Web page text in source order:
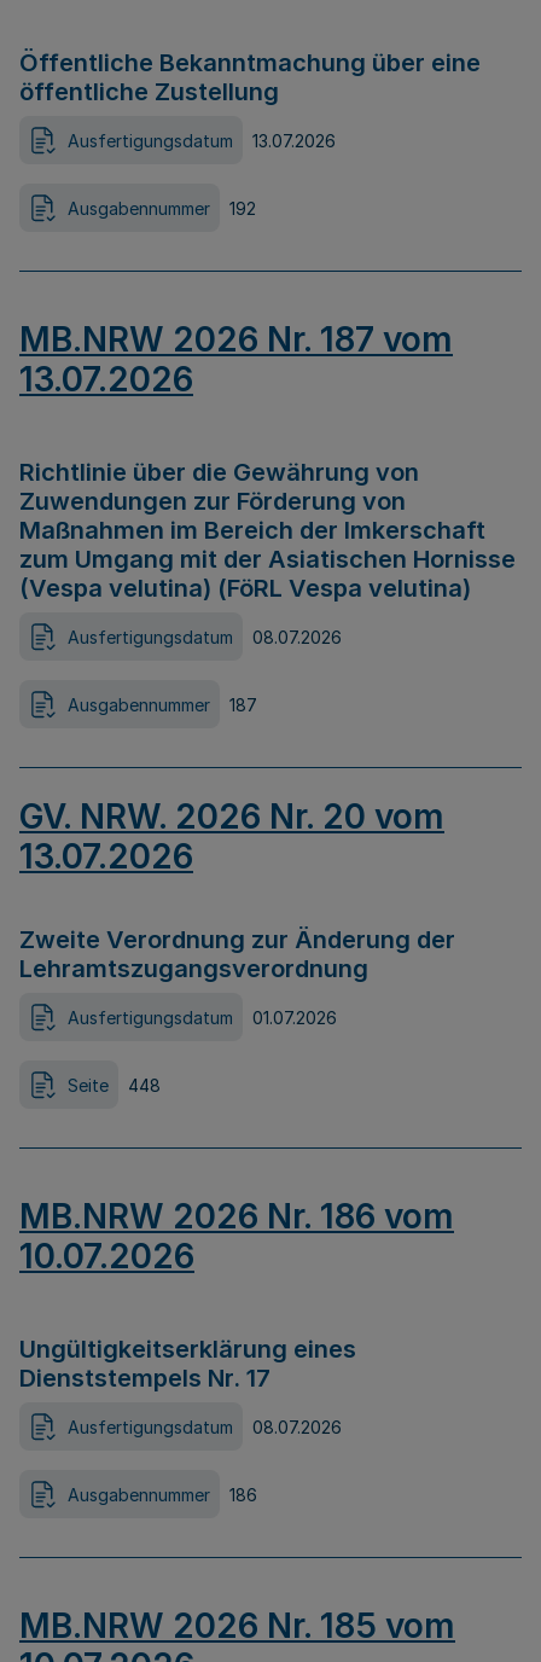
Öffentliche Bekanntmachung über eine
öffentliche Zustellung
Ausfertigungsdatum 13.07.2026
Ausgabennummer 192
MB.NRW 2026 Nr. 187 vom
13.07.2026
Richtlinie über die Gewährung von
Zuwendungen zur Förderung von
Maßnahmen im Bereich der Imkerschaft
zum Umgang mit der Asiatischen Hornisse
(Vespa velutina) (FöRL Vespa velutina)
Ausfertigungsdatum 08.07.2026
Ausgabennummer 187
GV. NRW. 2026 Nr. 20 vom
13.07.2026
Zweite Verordnung zur Änderung der
Lehramtszugangsverordnung
Ausfertigungsdatum 01.07.2026
Seite 448
MB.NRW 2026 Nr. 186 vom
10.07.2026
Ungültigkeitserklärung eines
Dienststempels Nr. 17
Ausfertigungsdatum 08.07.2026
Ausgabennummer 186
MB.NRW 2026 Nr. 185 vom